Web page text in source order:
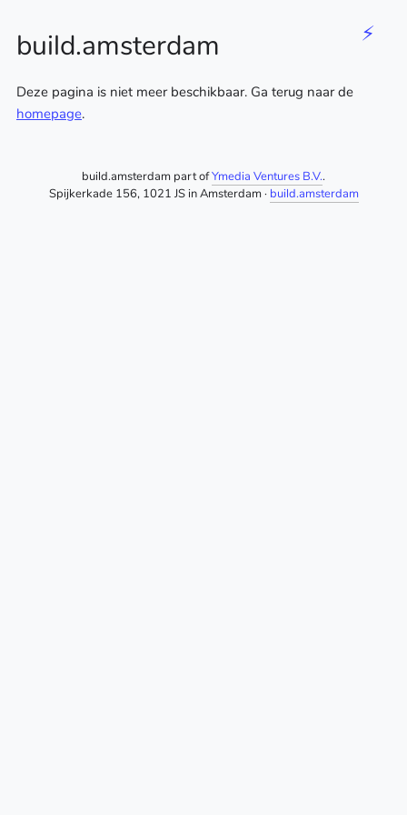
⚡
build.amsterdam
Deze pagina is niet meer beschikbaar. Ga terug naar de
homepage.
build.amsterdam part ofYmedia Ventures B.V..
Spijkerkade 156, 1021 JS in Amsterdam · build.amsterdam